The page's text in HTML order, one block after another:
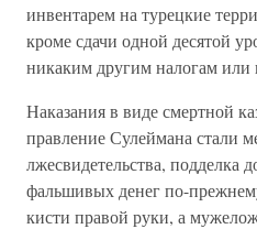
инвентарем на турецкие
кроме сдачи одной десятой
никаким другим налогам или
Наказания в виде смертной
правление Сулеймана стали
лжесвидетельства, подделка
фальшивых денег по-
кисти правой руки, а